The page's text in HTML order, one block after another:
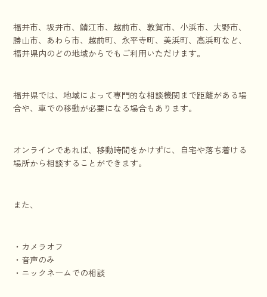
福井市、坂井市、鯖江市、越前市、敦賀市、小浜市、大野市、
勝山市、あわら市、越前町、永平寺町、美浜町、高浜町など、
福井県内のどの地域からでもご利用いただけます。
福井県では、地域によって専門的な相談機関まで距離がある場
合や、車での移動が必要になる場合もあります。
オンラインであれば、移動時間をかけずに、自宅や落ち着ける
場所から相談することができます。
また、
・カメラオフ
・音声のみ
・ニックネームでの相談